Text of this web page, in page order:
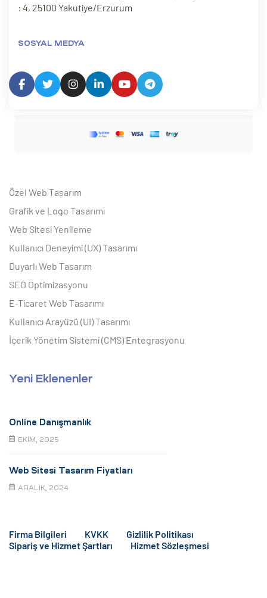
: 4, 25100 Yakutiye/Erzurum
SOSYAL MEDYA
Özel Web Tasarım
Grafik ve Logo Tasarımı
Web Sitesi Yenileme
Kullanıcı Deneyimi (UX) Tasarımı
Duyarlı Web Tasarım
SEO Optimizasyonu
E-Ticaret Web Tasarımı
Kullanıcı Arayüzü (UI) Tasarımı
İçerik Yönetim Sistemi (CMS) Entegrasyonu
Yeni Eklenenler
Online Danışmanlık
EKIM, 2025
Web Sitesi Tasarım Fiyatları
ARALIK, 2024
Firma Bilgileri KVKK
Gizlilik Politikası
Sipariş ve Hizmet Şartları
Hizmet Sözleşmesi